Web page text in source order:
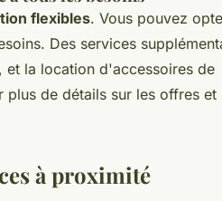
flexibles. Vous pouvez
Des services
et la location d'accessoires de
plus de détails sur les offres et
à proximité